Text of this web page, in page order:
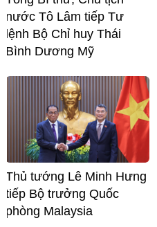
nước Tô Lâm tiếp Tư
lệnh Bộ Chỉ huy Thái
Bình Dương Mỹ
Thủ tướng Lê Minh Hưng
tiếp Bộ trưởng Quốc
phòng Malaysia